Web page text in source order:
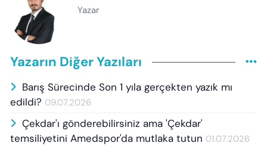
Yazar
Yazarın Diğer Yazıları
Barış Sürecinde Son 1 yıla gerçekten yazık mı
edildi? 09.07.2026
Çekdar'ı gönderebilirsiniz ama 'Çekdar'
temsiliyetini Amedspor'da mutlaka tutun 01.07.2026